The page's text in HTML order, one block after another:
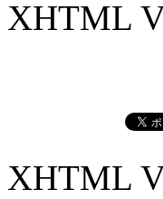
XHTML
XHTML